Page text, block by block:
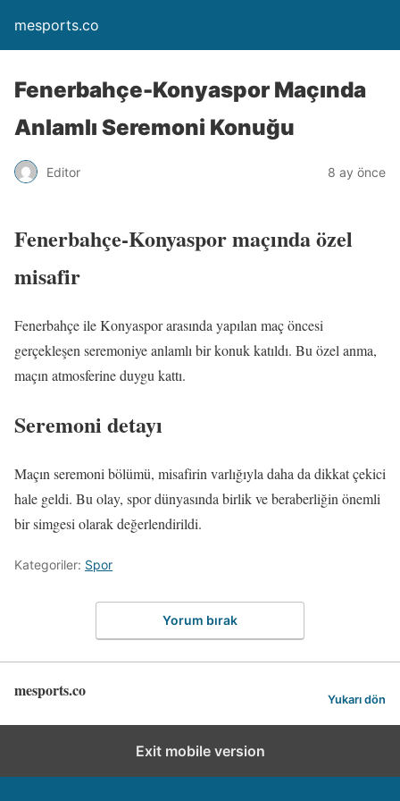
mesports.co
Fenerbahçe-Konyaspor Maçında
Anlamlı Seremoni Konuğu
Editor 8 ay önce
Fenerbahçe-Konyaspor maçında özel
misafir
Fenerbahçe ile Konyaspor arasında yapılan maç öncesi
gerçekleşen seremoniye anlamlı bir konuk katıldı. Bu özel anma,
maçın atmosferine duygu kattı.
Seremoni detayı
Maçın seremoni bölümü, misafirin varlığıyla daha da dikkat çekici
hale geldi. Bu olay, spor dünyasında birlik ve beraberliğin önemli
bir simgesi olarak değerlendirildi.
Kategoriler: Spor
Yorum bırak
mesports.co Yukarı dön
Exit mobile version